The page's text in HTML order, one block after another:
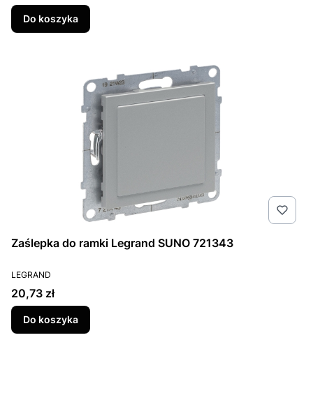
Do koszyka
Zaślepka do ramki Legrand SUNO 721343
PRODUCENT
LEGRAND
Cena
20,73 zł
Do koszyka